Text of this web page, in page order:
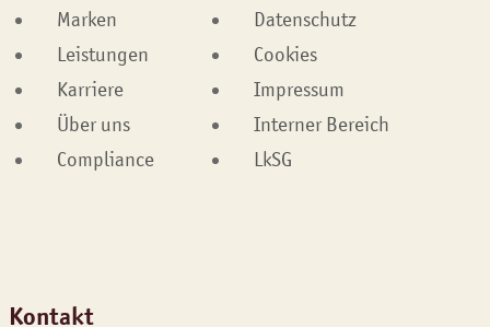
Marken
Datenschutz
Leistungen
Cookies
Karriere
Impressum
Über uns
Interner Bereich
Compliance
LkSG
Kontakt